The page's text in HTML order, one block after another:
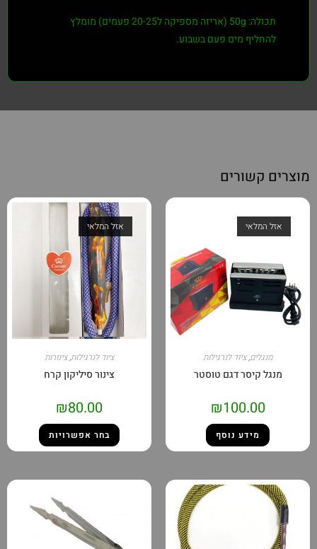
תכולה: 50g (אריזה מספיקה ל20-25 פעמים)
מומלץ
להחליף מים פעם בשבוע.
מוצרים קשורים
אזל המלאי
מנגלים,ציוד לנרגילות
מנגל קיסר דגם טוסטר
₪100.00
מידע נוסף
אזל המלאי
ציוד לנרגילות,צינורות
צינור סיליקון קרח
₪80.00
בחר אפשרויות